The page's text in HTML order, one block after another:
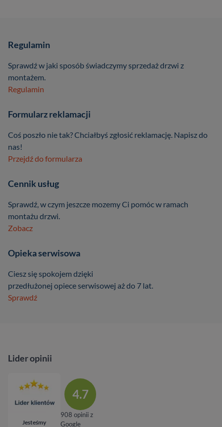
Regulamin
Sprawdź w jaki sposób świadczymy sprzedaż drzwi z
montażem.
Regulamin
Formularz reklamacji
Coś poszło nie tak? Chciałbyś zgłosić reklamację. Napisz do
nas!
Przejdź do formularza
Cennik usług
Sprawdź, w czym jeszcze mozemy Ci pomóc w ramach
montażu drzwi.
Zobacz
Opieka serwisowa
Ciesz się spokojem dzięki
przedłużonej opiece serwisowej aż do 7 lat.
Sprawdź
Lider opinii
Jesteśmy
4.7
908 opinii z
Google